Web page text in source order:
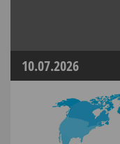
10.07.2026